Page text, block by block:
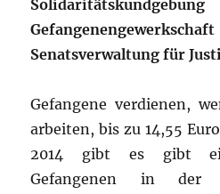
Senatsverwaltung für
Gefangene verdienen,
arbeiten, bis zu 14,55
2014 gibt es gibt
Gefangenen in der